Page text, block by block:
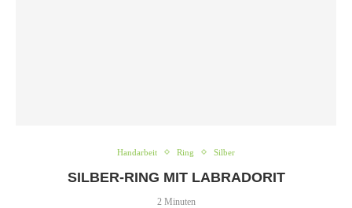
Handarbeit Ring Silber
SILBER-RING MIT LABRADORIT
2 Minuten